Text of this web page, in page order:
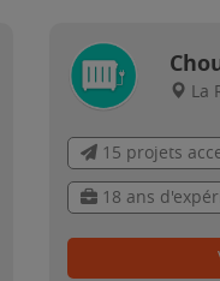
La
15 projets
18 ans